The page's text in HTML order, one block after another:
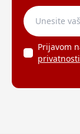
Prijavom
privatnosti